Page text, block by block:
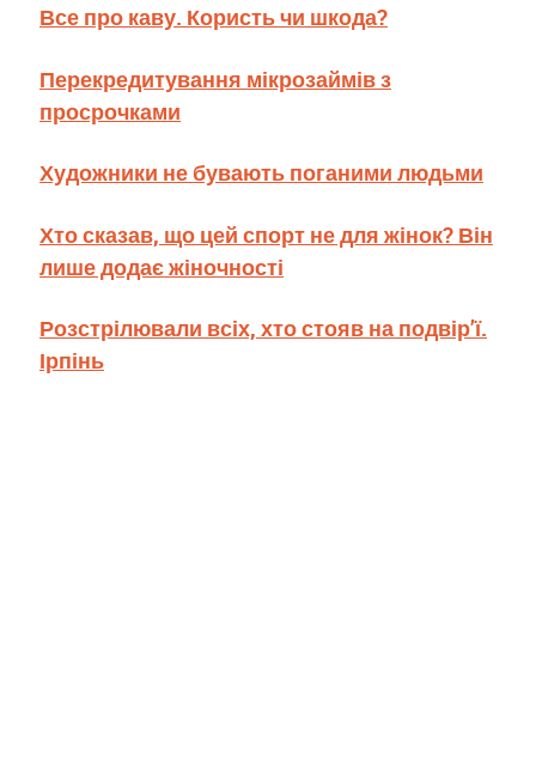
Все про каву. Користь чи шкода?
Перекредитування мікрозаймів з
просрочками
Художники не бувають поганими людьми
Хто сказав, що цей спорт не для жінок? Він
лише додає жіночності
Розстрілювали всіх, хто стояв на подвір’ї.
Ірпінь